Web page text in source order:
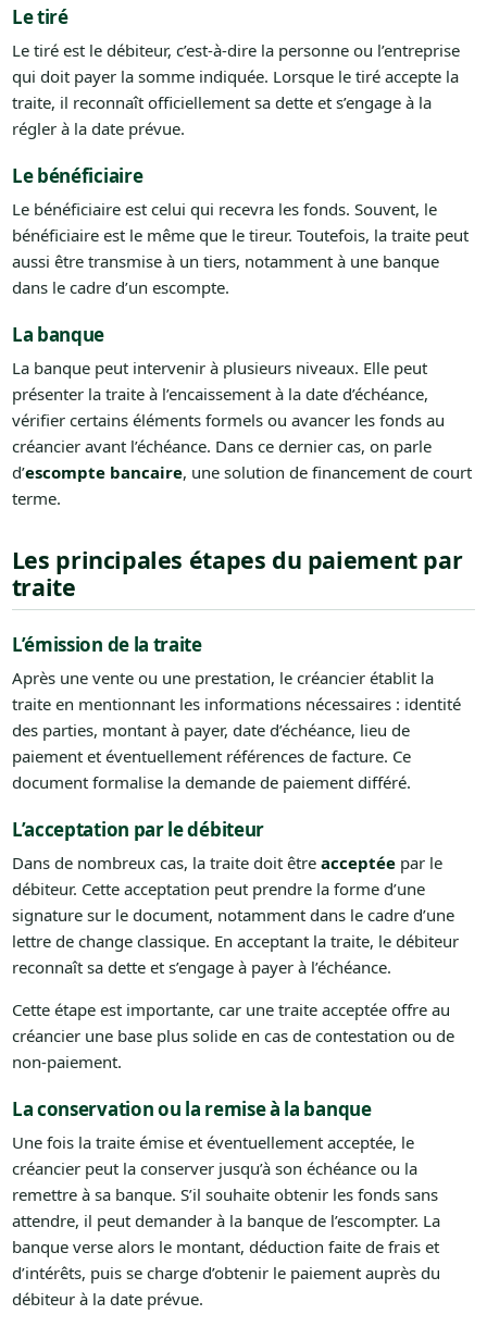
Le tiré
Le tiré est le débiteur, c’est-à-dire la personne ou l’entreprise
qui doit payer la somme indiquée. Lorsque le tiré accepte la
traite, il reconnaît officiellement sa dette et s’engage à la
régler à la date prévue.
Le bénéficiaire
Le bénéficiaire est celui qui recevra les fonds. Souvent, le
bénéficiaire est le même que le tireur. Toutefois, la traite peut
aussi être transmise à un tiers, notamment à une banque
dans le cadre d’un escompte.
La banque
La banque peut intervenir à plusieurs niveaux. Elle peut
présenter la traite à l’encaissement à la date d’échéance,
vérifier certains éléments formels ou avancer les fonds au
créancier avant l’échéance. Dans ce dernier cas, on parle
d’escompte bancaire, une solution de financement de court
terme.
Les principales étapes du paiement par
traite
L’émission de la traite
Après une vente ou une prestation, le créancier établit la
traite en mentionnant les informations nécessaires : identité
des parties, montant à payer, date d’échéance, lieu de
paiement et éventuellement références de facture. Ce
document formalise la demande de paiement différé.
L’acceptation par le débiteur
Dans de nombreux cas, la traite doit être acceptéepar le
débiteur. Cette acceptation peut prendre la forme d’une
signature sur le document, notamment dans le cadre d’une
lettre de change classique. En acceptant la traite, le débiteur
reconnaît sa dette et s’engage à payer à l’échéance.
Cette étape est importante, car une traite acceptée offre au
créancier une base plus solide en cas de contestation ou de
non-paiement.
La conservation ou la remise à la banque
Une fois la traite émise et éventuellement acceptée, le
créancier peut la conserver jusqu’à son échéance ou la
remettre à sa banque. S’il souhaite obtenir les fonds sans
attendre, il peut demander à la banque de l’escompter. La
banque verse alors le montant, déduction faite de frais et
d’intérêts, puis se charge d’obtenir le paiement auprès du
débiteur à la date prévue.